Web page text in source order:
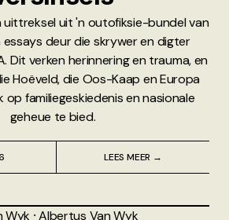
uittreksel uit 'n outofiksie-bundel van
deur die skrywer en digter
Dit verken herinnering en trauma, en
Hoëveld, die Oos-Kaap en Europa
op familiegeskiedenis en nasionale
geheue te bied.
LEES MEER →
Wyk ⸱Albertus Van Wyk